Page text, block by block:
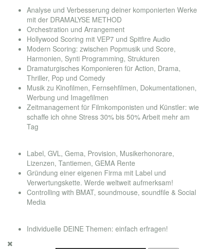
Analyse und Verbesserung deiner komponierten Werke
mit der DRAMALYSE METHOD
Orchestration und Arrangement
Hollywood Scoring mit VEP7 und Spitfire Audio
Modern Scoring: zwischen Popmusik und Score,
Harmonien, Synti Programming, Strukturen
Dramaturgisches Komponieren für Action, Drama,
Thriller, Pop und Comedy
Musik zu Kinofilmen, Fernsehfilmen, Dokumentationen,
Werbung und Imagefilmen
Zeitmanagement für Filmkomponisten und Künstler: wie
schaffe ich ohne Stress 30% bis 50% Arbeit mehr am
Tag
Label, GVL, Gema, Provision, Musikerhonorare,
Lizenzen, Tantiemen, GEMA Rente
Gründung einer eigenen Firma mit Label und
Verwertungskette. Werde weltweit aufmerksam!
Controlling with BMAT, soundmouse, soundfile & Social
Media
Individuelle DEINE Themen: einfach erfragen!